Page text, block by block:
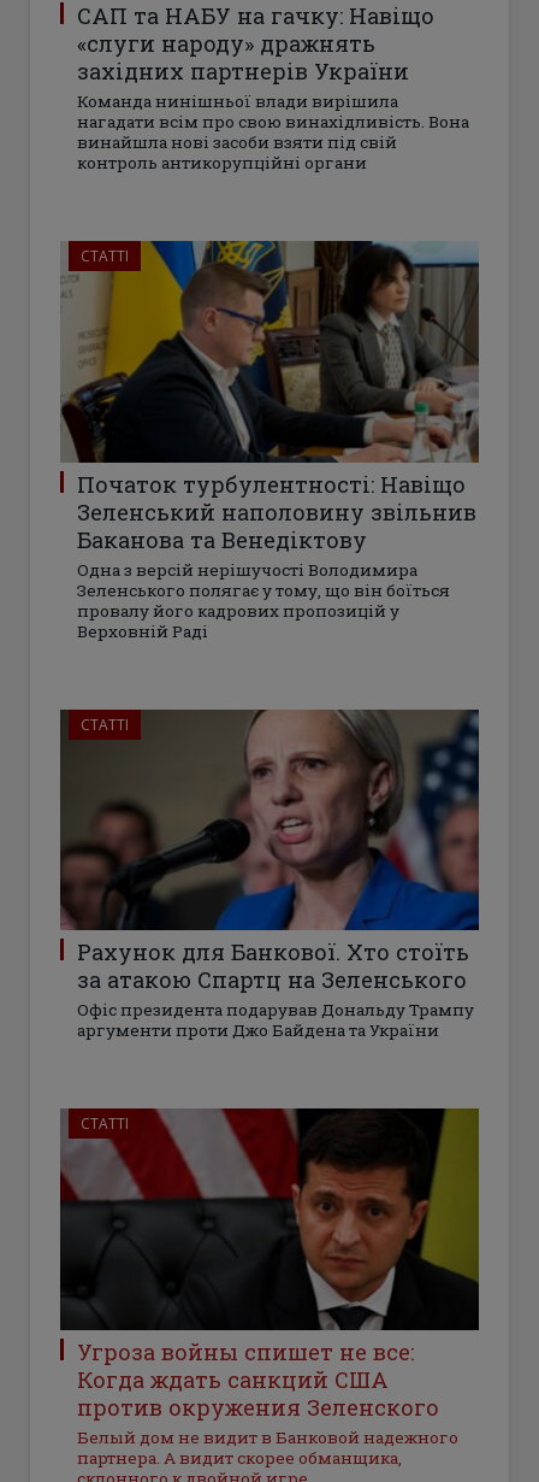
САП та НАБУ на гачку: Навіщо
«слуги народу» дражнять
західних партнерів України
Команда нинішньої влади вирішила
нагадати всім про свою винахідливість. Вона
винайшла нові засоби взяти під свій
контроль антикорупційні органи
СТАТТІ
Початок турбулентності: Навіщо
Зеленський наполовину звільнив
Баканова та Венедіктову
Одна з версій нерішучості Володимира
Зеленського полягає у тому, що він боїться
провалу його кадрових пропозицій у
Верховній Раді
СТАТТІ
Рахунок для Банкової. Хто стоїть
за атакою Спартц на Зеленського
Офіс президента подарував Дональду Трампу
аргументи проти Джо Байдена та України
СТАТТІ
Угроза войны спишет не все:
Когда ждать санкций США
против окружения Зеленского
Белый дом не видит в Банковой надежного
партнера. А видит скорее обманщика,